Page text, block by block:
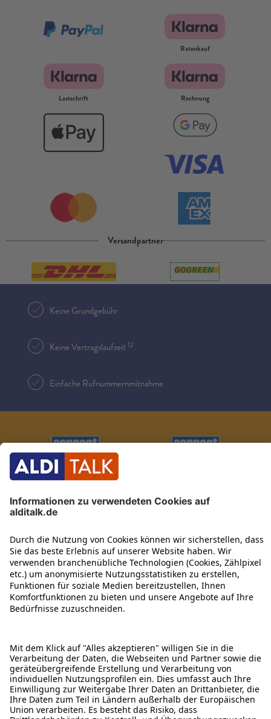
Ratenkauf
Lastschrift Rechnung
Versandpartner
Keine Grundgebühr
Keine Vertragslaufzeit12
Einfache Rufnummernmitnahme
ALDI TALK WEBSHOP
ALDI TALK MOBILFUNK